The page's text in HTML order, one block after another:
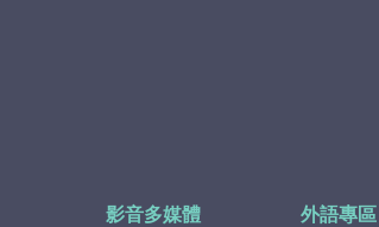
影音多媒體 外語專區